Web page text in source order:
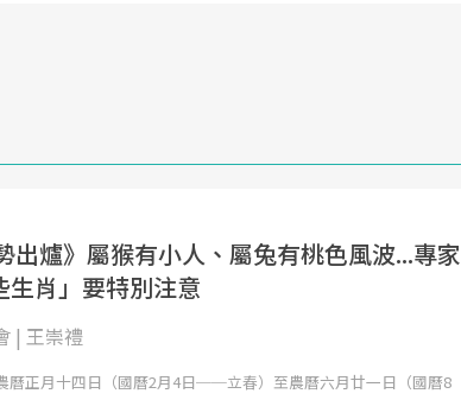
出爐》屬猴有小人、屬兔有桃色風波...專家
生肖」要特別注意
| 王崇禮
曆正月十四日（國曆2月4日──立春）至農曆六月廿一日（國曆8